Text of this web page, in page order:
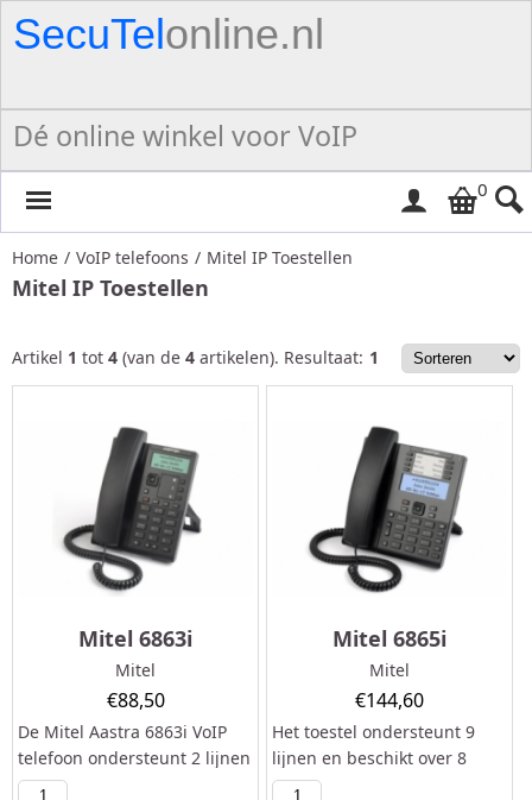
SecuTelonline.nl
Dé online winkel voor VoIP
0
Home / VoIP telefoons / Mitel IP Toestellen
Mitel IP Toestellen
Artikel 1 tot 4 (van de 4 artikelen). Resultaat: 1
Mitel 6863i
Mitel
€88,50
De Mitel Aastra 6863i VoIP
telefoon ondersteunt 2 lijnen
en beschikt over 3
Mitel 6865i
Mitel
€144,60
Het toestel ondersteunt 9
lijnen en beschikt over 8
programmeerbare knoppen